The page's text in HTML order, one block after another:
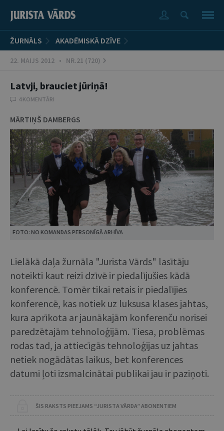
ŽURNĀLS AKADĒMISKĀ DZĪVE
22. MAIJS 2012 • NR.21 (720)
Latvji, brauciet jūriņā!
4 KOMENTĀRI
MĀRTIŅŠ DAMBERGS
FOTO: NO KOMANDAS PERSONĪGĀ ARHĪVA
Lielākā daļa žurnāla "Jurista Vārds" lasītāju
noteikti kaut reizi dzīvē ir piedalījušies kādā
konferencē. Tomēr tikai retais ir piedalījies
konferencē, kas notiek uz luksusa klases jahtas,
kura aprīkota ar jaunākajām konferenču norisei
paredzētajām tehnoloģijām. Tiesa, problēmas
rodas tad, ja attiecīgās tehnoloģijas uz jahtas
netiek nogādātas laikus, bet konferences
datumi ļoti izsmalcinātai publikai jau ir paziņoti.
ŠIS RAKSTS PIEEJAMS “JURISTA VĀRDA” ABONENTIEM